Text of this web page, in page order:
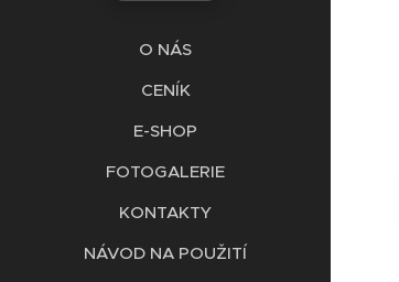
O NÁS
CENÍK
E-SHOP
FOTOGALERIE
KONTAKTY
NÁVOD NA POUŽITÍ